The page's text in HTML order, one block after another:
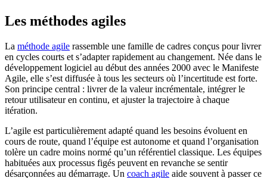
Les méthodes agiles
La méthode agile rassemble une famille de cadres conçus pour livrer
en cycles courts et s’adapter rapidement au changement. Née dans le
développement logiciel au début des années 2000 avec le Manifeste
Agile, elle s’est diffusée à tous les secteurs où l’incertitude est forte.
Son principe central : livrer de la valeur incrémentale, intégrer le
retour utilisateur en continu, et ajuster la trajectoire à chaque
itération.
L’agile est particulièrement adapté quand les besoins évoluent en
cours de route, quand l’équipe est autonome et quand l’organisation
tolère un cadre moins normé qu’un référentiel classique. Les équipes
habituées aux processus figés peuvent en revanche se sentir
désarçonnées au démarrage. Un coach agile aide souvent à passer ce